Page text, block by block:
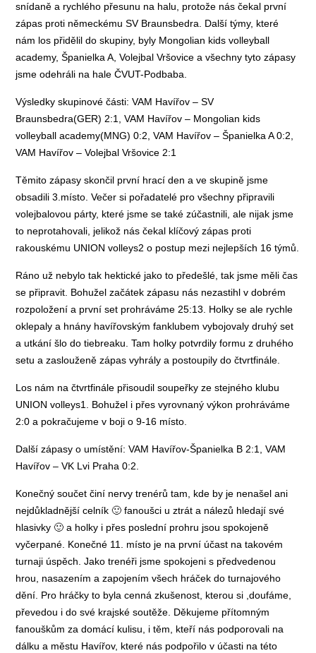
snídaně a rychlého přesunu na halu, protože nás čekal první
zápas proti německému SV Braunsbedra. Další týmy, které
nám los přidělil do skupiny, byly Mongolian kids volleyball
academy, Španielka A, Volejbal Vršovice a všechny tyto zápasy
jsme odehráli na hale ČVUT-Podbaba.
Výsledky skupinové části: VAM Havířov – SV
Braunsbedra(GER) 2:1, VAM Havířov – Mongolian kids
volleyball academy(MNG) 0:2, VAM Havířov – Španielka A 0:2,
VAM Havířov – Volejbal Vršovice 2:1
Těmito zápasy skončil první hrací den a ve skupině jsme
obsadili 3.místo. Večer si pořadatelé pro všechny připravili
volejbalovou párty, které jsme se také zúčastnili, ale nijak jsme
to neprotahovali, jelikož nás čekal klíčový zápas proti
rakouskému UNION volleys2 o postup mezi nejlepších 16 týmů.
Ráno už nebylo tak hektické jako to předešlé, tak jsme měli čas
se připravit. Bohužel začátek zápasu nás nezastihl v dobrém
rozpoložení a první set prohráváme 25:13. Holky se ale rychle
oklepaly a hnány havířovským fanklubem vybojovaly druhý set
a utkání šlo do tiebreaku. Tam holky potvrdily formu z druhého
setu a zaslouženě zápas vyhrály a postoupily do čtvrtfinále.
Los nám na čtvrtfinále přisoudil soupeřky ze stejného klubu
UNION volleys1. Bohužel i přes vyrovnaný výkon prohráváme
2:0 a pokračujeme v boji o 9-16 místo.
Další zápasy o umístění: VAM Havířov-Španielka B 2:1, VAM
Havířov – VK Lvi Praha 0:2.
Konečný součet činí nervy trenérů tam, kde by je nenašel ani
nejdůkladnější celník 🙂 fanoušci u ztrát a nálezů hledají své
hlasivky 🙂 a holky i přes poslední prohru jsou spokojeně
vyčerpané. Konečné 11. místo je na první účast na takovém
turnaji úspěch. Jako trenéři jsme spokojeni s předvedenou
hrou, nasazením a zapojením všech hráček do turnajového
dění. Pro hráčky to byla cenná zkušenost, kterou si ,doufáme,
převedou i do své krajské soutěže. Děkujeme přítomným
fanouškům za domácí kulisu, i těm, kteří nás podporovali na
dálku a městu Havířov, které nás podpořilo v účasti na této